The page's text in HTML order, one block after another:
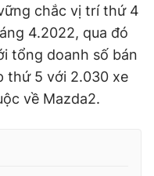
chắc vị trí thứ 4
4.2022, qua đó
tổng doanh số bán
thứ 5 với 2.030 xe
về Mazda2.